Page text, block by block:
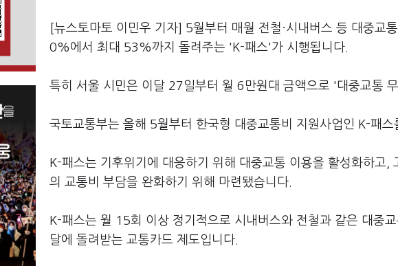
[뉴스토마토 이민우 기자] 5월부터 매월 전철·시내버스 등 대중교
0%에서 최대 53%까지 돌려주는 'K-패스'가 시행됩니다.
특히 서울 시민은 이달 27일부터 월 6만원대 금액으로 '대중교통
국토교통부는 올해 5월부터 한국형 대중교통비 지원사업인 K-패
K-패스는 기후위기에 대응하기 위해 대중교통 이용을 활성화하고,
의 교통비 부담을 완화하기 위해 마련됐습니다.
K-패스는 월 15회 이상 정기적으로 시내버스와 전철과 같은 대중
달에 돌려받는 교통카드 제도입니다.